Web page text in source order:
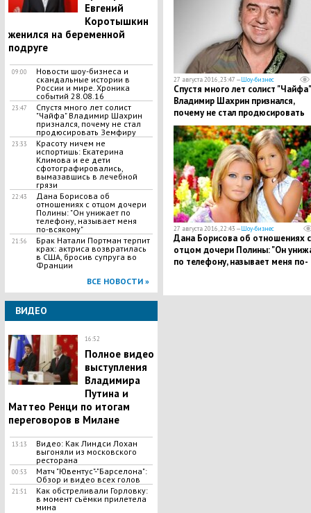
Евгений
Коротышкин
женился на беременной
подруге
09:00
Новости шоу-бизнеса и
скандальные истории в
России и мире. Хроника
событий 28.08.16
23:47
Спустя много лет солист
"Чайфа" Владимир Шахрин
признался, почему не стал
продюсировать Земфиру
23:33
Красоту ничем не
испортишь: Екатерина
Климова и ее дети
сфотографировались,
вымазавшись в лечебной
грязи
22:43
Дана Борисова об
отношениях с отцом дочери
Полины: "Он унижает по
телефону, называет меня
по-всякому"
21:56
Брак Натали Портман терпит
крах: актриса возвратилась
в США, бросив супруга во
Франции
ВСЕ НОВОСТИ »
ВИДЕО
16:52
Полное видео
выступления
Владимира
Путина и
Маттео Ренци по итогам
переговоров в Милане
13:13
Видео: Как Линдси Лохан
выгоняли из московского
ресторана
00:53
Матч "Ювентус"-"Барселона":
Обзор и видео всех голов
21:51
Как обстреливали Горловку:
в момент съёмки прилетела
мина
27 августа 2016, 23:47 —Шоу-бизнес
Спустя много лет солист "Чайфа"
Владимир Шахрин признался,
почему не стал продюсировать
Земфиру
27 августа 2016, 22:43 —Шоу-бизнес
Дана Борисова об отношениях с
отцом дочери Полины: "Он
по телефону, называет меня по-